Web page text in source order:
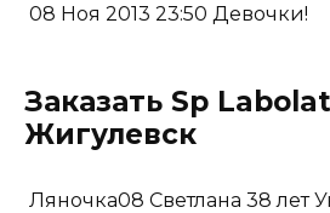
08 Ноя 2013 23:50 Девочки!
Заказать Sp
Жигулевск
Ляночка08 Светлана 38 лет